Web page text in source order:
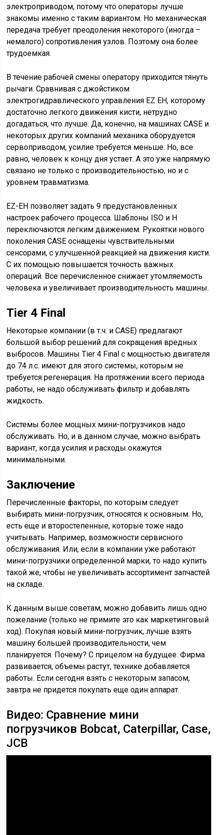
электроприводом, потому что операторы лучше
знакомы именно с таким вариантом. Но механическая
передача требует преодоления некоторого (иногда –
немалого) сопротивления узлов. Поэтому она более
трудоемкая.
В течение рабочей смены оператору приходится тянуть
рычаги. Сравнивая с джойстиком
электрогидравлического управления EZ EH, которому
достаточно легкого движения кисти, нетрудно
догадаться, что лучше. Да, конечно, на машинах CASE и
некоторых других компаний механика оборудуется
сервоприводом, усилие требуется меньше. Но, все
равно, человек к концу дня устает. А это уже напрямую
связано не только с производительностью, но и с
уровнем травматизма.
EZ-EH позволяет задать 9 предустановленных
настроек рабочего процесса. Шаблоны ISO и H
переключаются легким движением. Рукоятки нового
поколения CASE оснащены чувствительными
сенсорами, с улучшенной реакцией на движения кисти.
С их помощью повышается точность важных
операций. Все перечисленное снижает утомляемость
человека и увеличивает производительность машины.
Tier 4 Final
Некоторые компании (в т.ч. и CASE) предлагают
большой выбор решений для сокращения вредных
выбросов. Машины Tier 4 Final с мощностью двигателя
до 74 л.с. имеют для этого системы, которым не
требуется регенерация. На протяжении всего периода
работы, не надо обслуживать фильтр и добавлять
жидкость.
Системы более мощных мини-погрузчиков надо
обслуживать. Но, и в данном случае, можно выбрать
вариант, когда усилия и расходы окажутся
минимальными.
Заключение
Перечисленные факторы, по которым следует
выбирать мини-погрузчик, относятся к основным. Но,
есть еще и второстепенные, которые тоже надо
учитывать. Например, возможности сервисного
обслуживания. Или, если в компании уже работают
мини-погрузчики определенной марки, то надо купить
такой же, чтобы не увеличивать ассортимент запчастей
на складе.
К данным выше советам, можно добавить лишь одно
пожелание (только не примите это как маркетинговый
ход). Покупая новый мини-погрузчик, лучше взять
машину большей производительности, чем
планируется. Почему? С прицелом на будущее. Фирма
развивается, объемы растут, технике добавляется
работы. Если сегодня взять с некоторым запасом,
завтра не придется покупать еще один аппарат.
Видео: Сравнение мини
погрузчиков Bobcat, Caterpillar, Case,
JCB